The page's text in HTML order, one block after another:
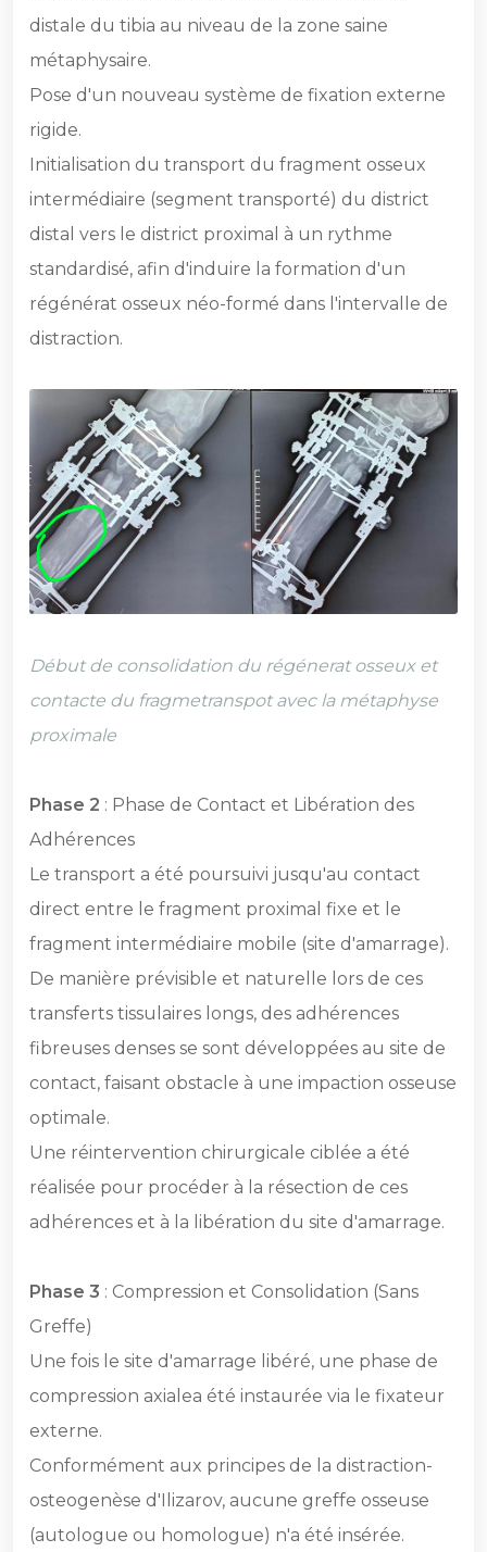
distale du tibia au niveau de la zone saine
métaphysaire.
Pose d'un nouveau système de fixation externe
rigide.
Initialisation du transport du fragment osseux
intermédiaire (segment transporté) du district
distal vers le district proximal à un rythme
standardisé, afin d'induire la formation d'un
régénérat osseux néo-formé dans l'intervalle de
distraction.
Début de consolidation du régénerat osseux et
contacte du fragmetranspot avec la métaphyse
proximale
Phase 2 : Phase de Contact et Libération des
Adhérences
Le transport a été poursuivi jusqu'au contact
direct entre le fragment proximal fixe et le
fragment intermédiaire mobile (site d'amarrage).
De manière prévisible et naturelle lors de ces
transferts tissulaires longs, des adhérences
fibreuses denses se sont développées au site de
contact, faisant obstacle à une impaction osseuse
optimale.
Une réintervention chirurgicale ciblée a été
réalisée pour procéder à la résection de ces
adhérences et à la libération du site d'amarrage.
Phase 3 : Compression et Consolidation (Sans
Greffe)
Une fois le site d'amarrage libéré, une phase de
compression axialea été instaurée via le fixateur
externe.
Conformément aux principes de la distraction-
osteogenèse d'Ilizarov, aucune greffe osseuse
(autologue ou homologue) n'a été insérée.